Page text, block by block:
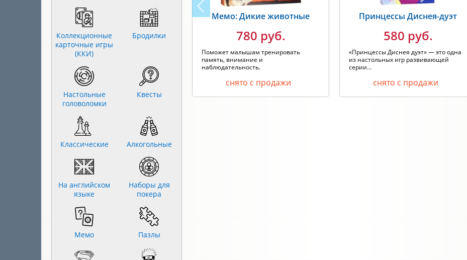
Мемо: Дикие животные
780 руб.
Поможет малышам тренировать
память, внимание и
наблюдательность.
снято с продажи
Принцессы Диснея-дуэт
580 руб.
«Принцессы Диснея дуэт» — это одна
из настольных игр развивающей
серии...
снято с продажи
Коллекционные
карточные игры
(ККИ)
Бродилки
Настольные
головоломки
Квесты
Классические Алкогольные
На английском
языке
Наборы для
покера
Мемо Пазлы